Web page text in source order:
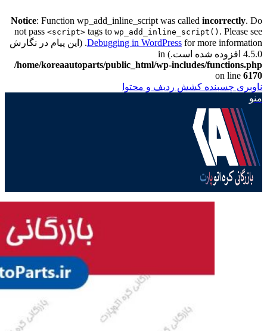
Notice: Function wp_add_inline_script was called incorrectly. Do
not pass <script> tags to wp_add_inline_script() . Please see
Debugging in WordPressfor more information. (این پیام در نگارش
4.5.0 افزوده شده است.) in
/home/koreaautoparts/public_html/wp-includes/functions.php
on line 6170
ناوبری چسبنده کشش ردیف و محتوا
منو